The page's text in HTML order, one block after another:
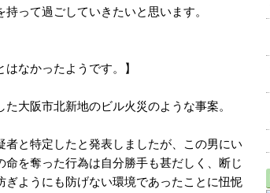
って過ごしていきたいと思います。
なかったようです。】
大阪市北新地のビル火災のような事案。
と特定したと発表しましたが、この男にい
を奪った行為は自分勝手も甚だしく、断じ
ようにも防げない環境であったことに忸怩